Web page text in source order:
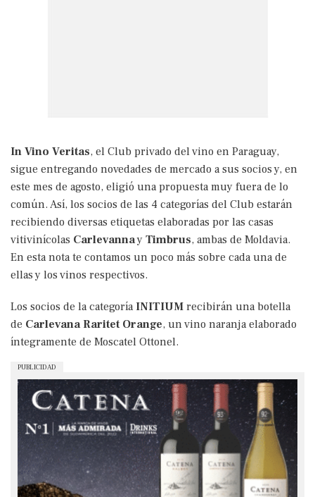
In Vino Veritas, el Club privado del vino en Paraguay,
sigue entregando novedades de mercado a sus socios y, en
este mes de agosto, eligió una propuesta muy fuera de lo
común. Así, los socios de las 4 categorías del Club estarán
recibiendo diversas etiquetas elaboradas por las casas
vitivinícolas Carlevannay Timbrus, ambas de Moldavia.
En esta nota te contamos un poco más sobre cada una de
ellas y los vinos respectivos.
Los socios de la categoría INITIUM recibirán una botella
de Carlevana Raritet Orange, un vino naranja elaborado
íntegramente de Moscatel Ottonel.
PUBLICIDAD